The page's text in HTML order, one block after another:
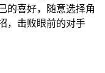
的喜好，随意选择角
，击败眼前的对手